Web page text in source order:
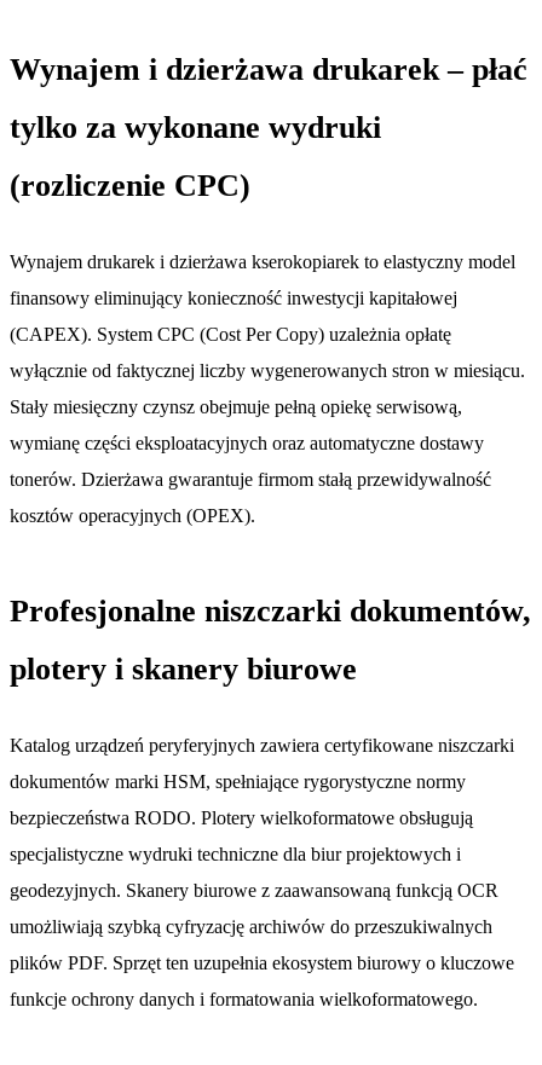
Wynajem i dzierżawa drukarek – płać
tylko za wykonane wydruki
(rozliczenie CPC)
Wynajem drukarek i dzierżawa kserokopiarek to elastyczny model
finansowy eliminujący konieczność inwestycji kapitałowej
(CAPEX). System CPC (Cost Per Copy) uzależnia opłatę
wyłącznie od faktycznej liczby wygenerowanych stron w miesiącu.
Stały miesięczny czynsz obejmuje pełną opiekę serwisową,
wymianę części eksploatacyjnych oraz automatyczne dostawy
tonerów. Dzierżawa gwarantuje firmom stałą przewidywalność
kosztów operacyjnych (OPEX).
Profesjonalne niszczarki dokumentów,
plotery i skanery biurowe
Katalog urządzeń peryferyjnych zawiera certyfikowane niszczarki
dokumentów marki HSM, spełniające rygorystyczne normy
bezpieczeństwa RODO. Plotery wielkoformatowe obsługują
specjalistyczne wydruki techniczne dla biur projektowych i
geodezyjnych. Skanery biurowe z zaawansowaną funkcją OCR
umożliwiają szybką cyfryzację archiwów do przeszukiwalnych
plików PDF. Sprzęt ten uzupełnia ekosystem biurowy o kluczowe
funkcje ochrony danych i formatowania wielkoformatowego.